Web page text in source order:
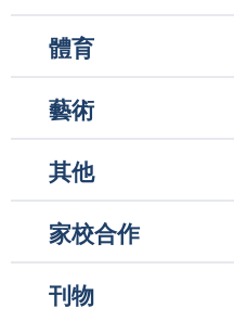
體育
藝術
其他
家校合作
刊物